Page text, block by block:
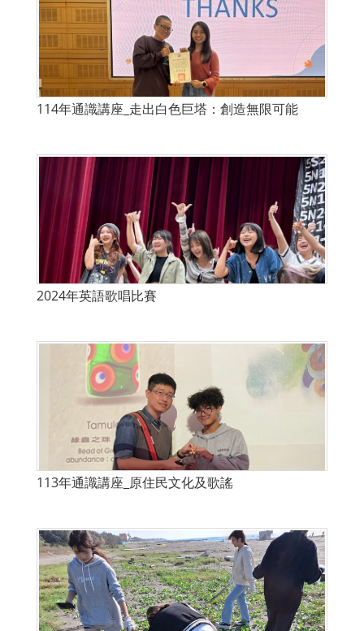
114年通識講座_走出白色巨塔：創造無限可能
2024年英語歌唱比賽
113年通識講座_原住民文化及歌謠